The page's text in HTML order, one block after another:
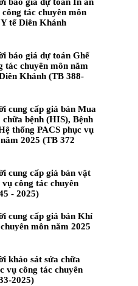
tác chuyên môn
tế Diên Khánh
báo giá dự toán Ghế
tác chuyên môn năm
Khánh (TB 388-
cung cấp giá bán Mua
bệnh (HIS), Bệnh
thống PACS phục vụ
2025 (TB 372
cung cấp giá bán vật
công tác chuyên
- 2025)
cung cấp giá bán Khí
môn năm 2025
khảo sát sửa chữa
vụ công tác chuyên
2025)